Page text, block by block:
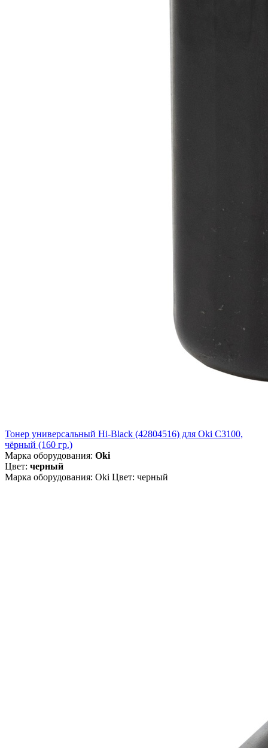
Тонер универсальный Hi-Black (42804516) для Oki С3100,
чёрный (160 гр.)
Марка оборудования: Oki
Цвет: черный
Марка оборудования: Oki Цвет: черный